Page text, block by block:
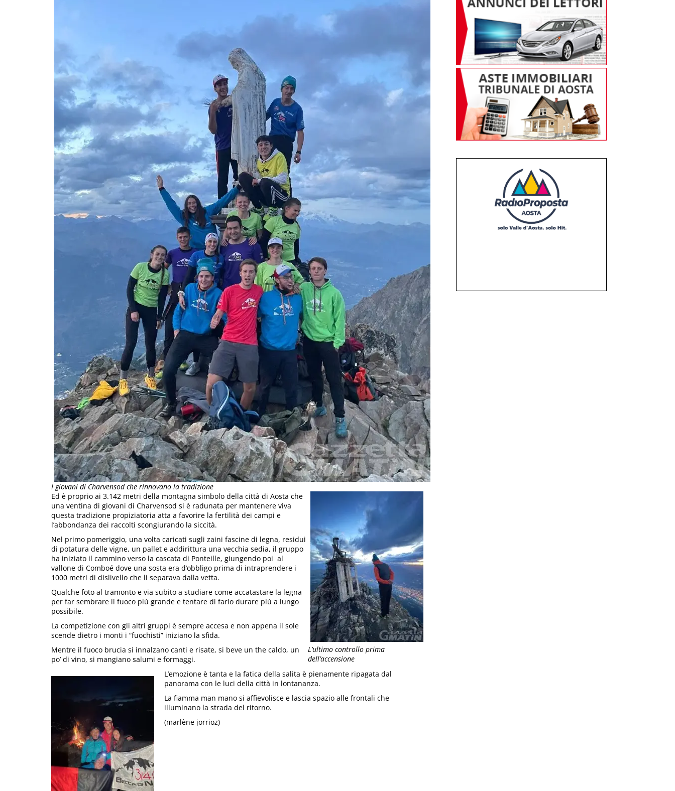
I giovani di Charvensod che rinnovano la tradizione
L’ultimo controllo prima
dell’accensione
Ed è proprio ai 3.142 metri della montagna simbolo della città di Aosta che
una ventina di giovani di Charvensod si è radunata per mantenere viva
questa tradizione propiziatoria atta a favorire la fertilità dei campi e
l’abbondanza dei raccolti scongiurando la siccità.
Nel primo pomeriggio, una volta caricati sugli zaini fascine di legna, residui
di potatura delle vigne, un pallet e addirittura una vecchia sedia, il gruppo
ha iniziato il cammino verso la cascata di Ponteille, giungendo poi al
vallone di Comboé dove una sosta era d’obbligo prima di intraprendere i
1000 metri di dislivello che li separava dalla vetta.
Qualche foto al tramonto e via subito a studiare come accatastare la legna
per far sembrare il fuoco più grande e tentare di farlo durare più a lungo
possibile.
La competizione con gli altri gruppi è sempre accesa e non appena il sole
scende dietro i monti i “fuochisti” iniziano la sfida.
Mentre il fuoco brucia si innalzano canti e risate, si beve un the caldo, un
po’ di vino, si mangiano salumi e formaggi.
L’emozione è tanta e la fatica della salita è pienamente ripagata dal
panorama con le luci della città in lontananza.
La fiamma man mano si affievolisce e lascia spazio alle frontali che
illuminano la strada del ritorno.
(marlène jorrioz)